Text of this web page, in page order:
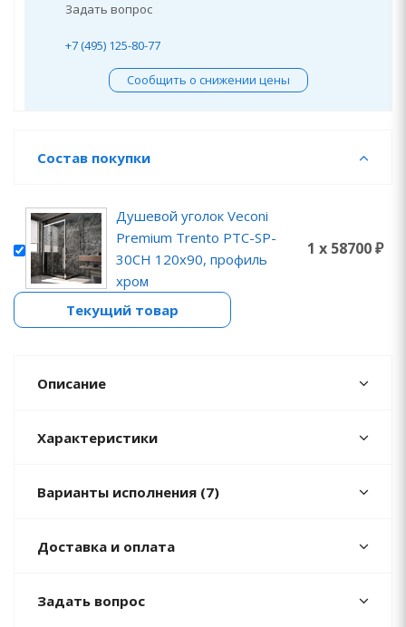
Задать вопрос
+7 (495) 125-80-77
Сообщить о снижении цены
Состав покупки
Душевой уголок Veconi
Premium Trento PTC-SP-
30CH 120x90, профиль
хром
1 x 58700 ₽
Текущий товар
Описание
Характеристики
Варианты исполнения (7)
Доставка и оплата
Задать вопрос